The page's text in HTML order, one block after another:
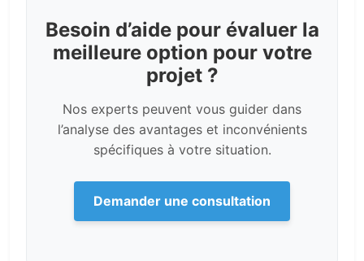
Besoin d’aide pour évaluer la
meilleure option pour votre
projet ?
Nos experts peuvent vous guider dans
l’analyse des avantages et inconvénients
spécifiques à votre situation.
Demander une consultation